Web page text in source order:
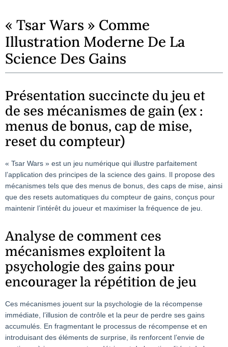
« Tsar Wars » Comme
Illustration Moderne De La
Science Des Gains
Présentation succincte du jeu et
de ses mécanismes de gain (ex :
menus de bonus, cap de mise,
reset du compteur)
« Tsar Wars » est un jeu numérique qui illustre parfaitement
l’application des principes de la science des gains. Il propose des
mécanismes tels que des menus de bonus, des caps de mise, ainsi
que des resets automatiques du compteur de gains, conçus pour
maintenir l’intérêt du joueur et maximiser la fréquence de jeu.
Analyse de comment ces
mécanismes exploitent la
psychologie des gains pour
encourager la répétition de jeu
Ces mécanismes jouent sur la psychologie de la récompense
immédiate, l’illusion de contrôle et la peur de perdre ses gains
accumulés. En fragmentant le processus de récompense et en
introduisant des éléments de surprise, ils renforcent l’envie de